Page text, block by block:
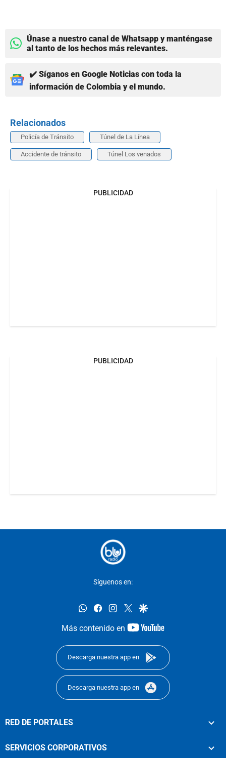
Únase a nuestro canal de Whatsapp y manténgase
al tanto de los hechos más relevantes.
✔️ Síganos en Google Noticias con toda la
información de Colombia y el mundo.
Relacionados
Policía de Tránsito Túnel de La Línea
Accidente de tránsito Túnel Los venados
PUBLICIDAD
PUBLICIDAD
Síguenos en:
whatsappfacebookinstagram
twittergoogle
Más contenido en
youtube-
Descarga nuestra app en
Descarga nuestra app en
RED DE PORTALES
SERVICIOS CORPORATIVOS